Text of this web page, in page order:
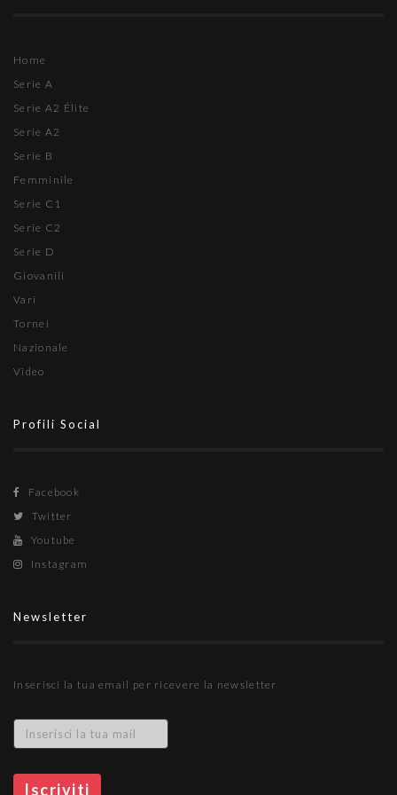
Home
Serie A
Serie A2 Élite
Serie A2
Serie B
Femminile
Serie C1
Serie C2
Serie D
Giovanili
Vari
Tornei
Nazionale
Video
Profili Social
Facebook
Twitter
Youtube
Instagram
Newsletter
Inserisci la tua email per ricevere la newsletter